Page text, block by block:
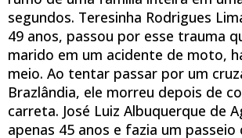
segundos. Teresinha Rodrigues
49 anos, passou por esse trauma
marido em um acidente de moto,
meio. Ao tentar passar por um
Brazlândia, ele morreu depois de
carreta. José Luiz Albuquerque de
apenas 45 anos e fazia um passeio